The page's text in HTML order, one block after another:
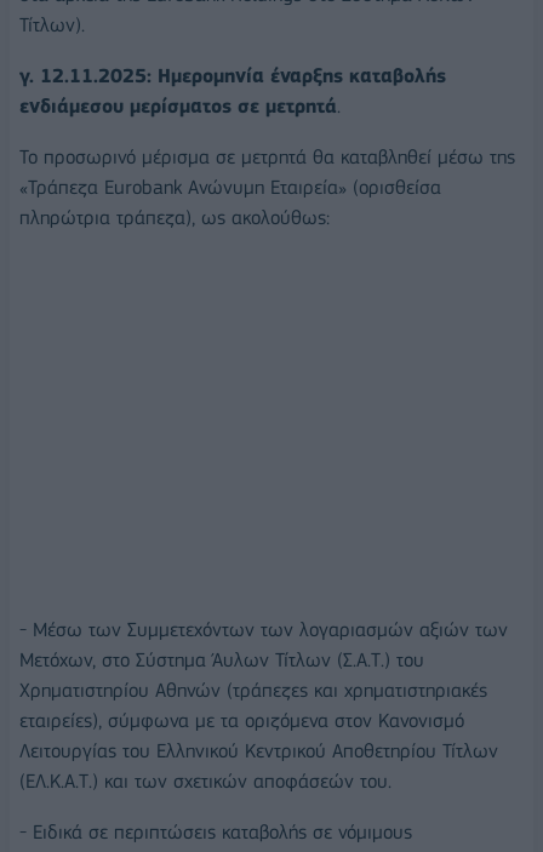
Τίτλων).
γ. 12.11.2025: Ημερομηνία έναρξης καταβολής
ενδιάμεσου μερίσματος σε μετρητά.
Το προσωρινό μέρισμα σε μετρητά θα καταβληθεί μέσω της
«Τράπεζα Eurobank Ανώνυμη Εταιρεία» (ορισθείσα
πληρώτρια τράπεζα), ως ακολούθως:
- Μέσω των Συμμετεχόντων των λογαριασμών αξιών των
Μετόχων, στο Σύστημα Άυλων Τίτλων (Σ.Α.Τ.) του
Χρηματιστηρίου Αθηνών (τράπεζες και χρηματιστηριακές
εταιρείες), σύμφωνα με τα οριζόμενα στον Κανονισμό
Λειτουργίας του Ελληνικού Κεντρικού Αποθετηρίου Τίτλων
(ΕΛ.Κ.Α.Τ.) και των σχετικών αποφάσεών του.
- Ειδικά σε περιπτώσεις καταβολής σε νόμιμους